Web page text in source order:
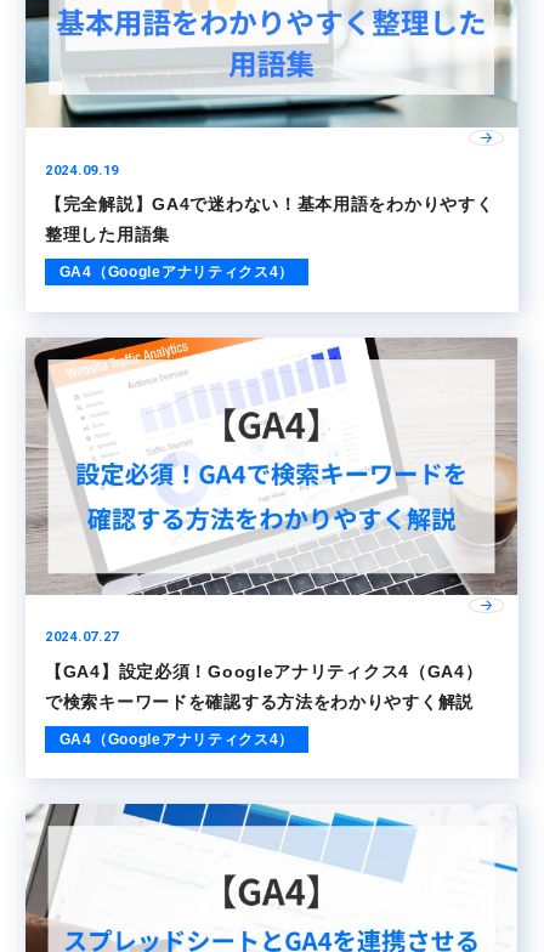
2024.09.19
【完全解説】GA4で迷わない！基本用語をわかりやすく
整理した用語集
GA4（Googleアナリティクス4）
2024.07.27
【GA4】設定必須！Googleアナリティクス4（GA4）
で検索キーワードを確認する方法をわかりやすく解説
GA4（Googleアナリティクス4）